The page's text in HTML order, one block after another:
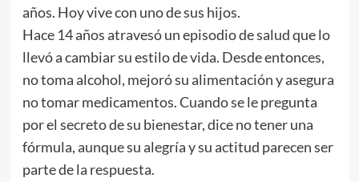
años. Hoy vive con uno de sus hijos.
Hace 14 años atravesó un episodio de salud que lo
llevó a cambiar su estilo de vida. Desde entonces,
no toma alcohol, mejoró su alimentación y asegura
no tomar medicamentos. Cuando se le pregunta
por el secreto de su bienestar, dice no tener una
fórmula, aunque su alegría y su actitud parecen ser
parte de la respuesta.